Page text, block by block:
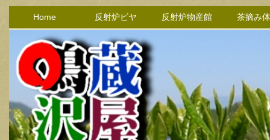
Home 反射炉ビヤ 反射炉物産館 茶摘み